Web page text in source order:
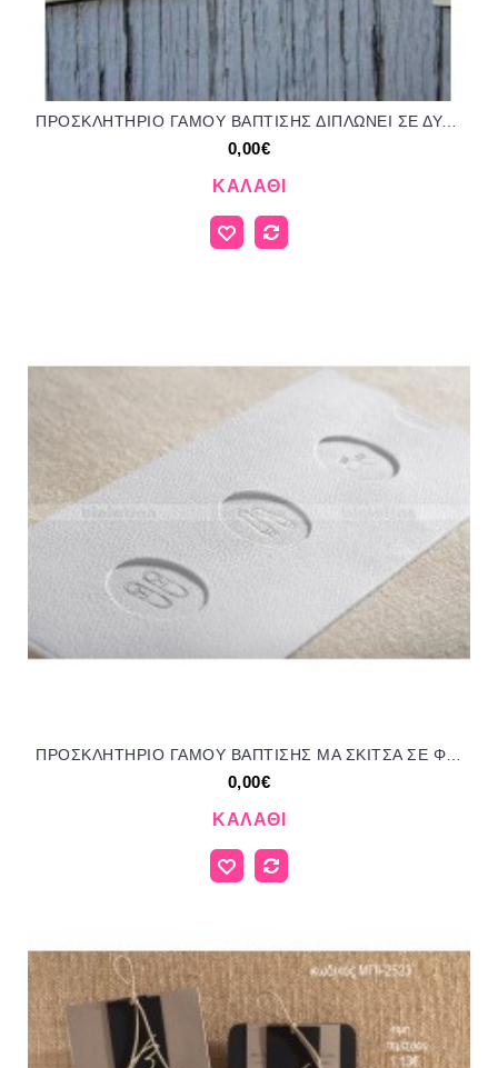
ΠΡΟΣΚΛΗΤΗΡΙΟ ΓΑΜΟΥ ΒΑΠΤΙΣΗΣ ΔΙΠΛΩΝΕΙ ΣΕ ΔΥΟ ΜΕΡΗ ΤΡ-3155
0,00€
ΚΑΛΆΘΙ
0,00€
ΚΑΛΆΘΙ